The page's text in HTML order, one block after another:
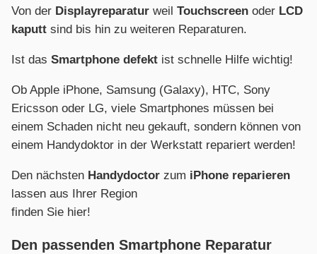
Von der Displayreparatur weil Touchscreen oder LCD
kaputt sind bis hin zu weiteren Reparaturen.
Ist das Smartphone defekt ist schnelle Hilfe wichtig!
Ob Apple iPhone, Samsung (Galaxy), HTC, Sony
Ericsson oder LG, viele Smartphones müssen bei
einem Schaden nicht neu gekauft, sondern können von
einem Handydoktor in der Werkstatt repariert werden!
Den nächsten Handydoctor zum iPhone reparieren
lassen aus Ihrer Region
finden Sie hier!
Den passenden Smartphone Reparatur